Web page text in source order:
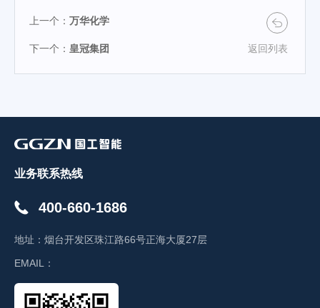
上一个： 万华化学
下一个： 皇冠集团 返回列表
业务联系热线
400-660-1686
地址： 烟台开发区珠江路66号正海大厦27层
EMAIL：